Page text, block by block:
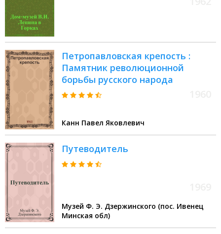
Петропавловская крепость :
Памятник революционной
борьбы русского народа
Канн Павел Яковлевич
Путеводитель
Музей Ф. Э. Дзержинского (пос. Ивенец
Минская обл)